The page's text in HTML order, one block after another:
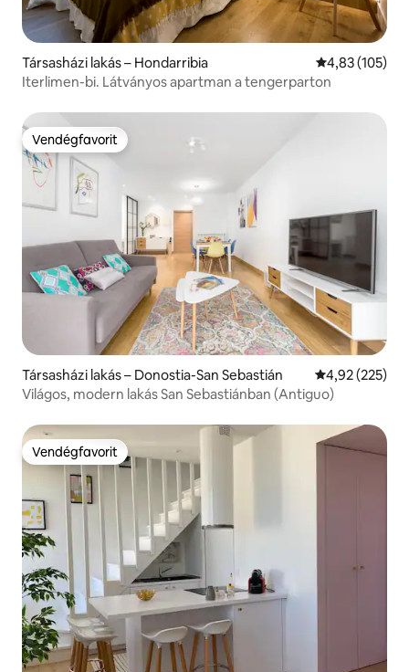
Társasházi lakás – Hondarribia Átlagos
4,83 (105)
Iterlimen-bi. Látványos apartman a tengerparton
Vendégfavorit
Vendégfavorit
Társasházi lakás – Donostia-San Sebastián Átlagos
4,92 (225)
Világos, modern lakás San Sebastiánban (Antiguo)
Vendégfavorit
Vendégfavorit